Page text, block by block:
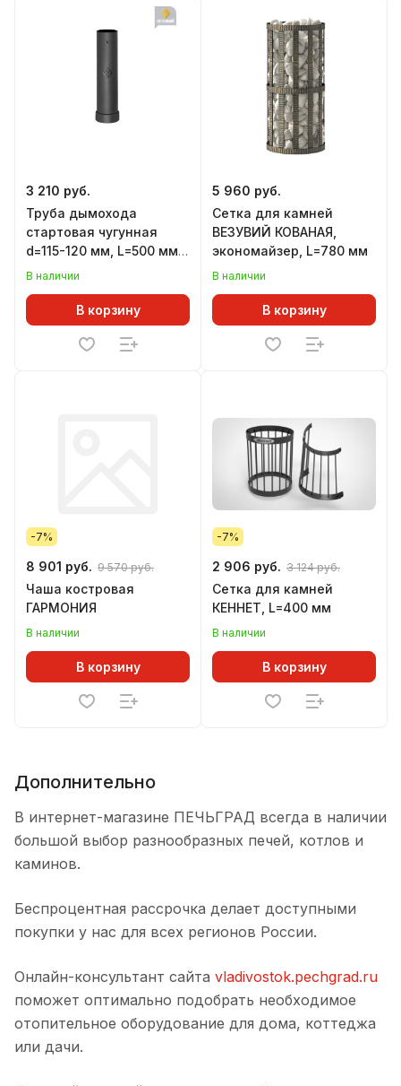
3 210 руб.
Труба дымохода
стартовая чугунная
d=115-120 мм, L=500 мм,
для печей ВЕЗУВИЙ
В наличии
В корзину
5 960 руб.
Сетка для камней
ВЕЗУВИЙ КОВАНАЯ,
экономайзер, L=780 мм
В наличии
В корзину
-7%
8 901 руб. 9 570 руб.
Чаша костровая
ГАРМОНИЯ
В наличии
В корзину
-7%
2 906 руб. 3 124 руб.
Сетка для камней
КЕННЕТ, L=400 мм
В наличии
В корзину
Дополнительно
В интернет-магазине ПЕЧЬГРАД всегда в наличии
большой выбор разнообразных печей, котлов и
каминов.
Беспроцентная рассрочка делает доступными
покупки у нас для всех регионов России.
Онлайн-консультант сайта vladivostok.pechgrad.ru
поможет оптимально подобрать необходимое
отопительное оборудование для дома, коттеджа
или дачи.